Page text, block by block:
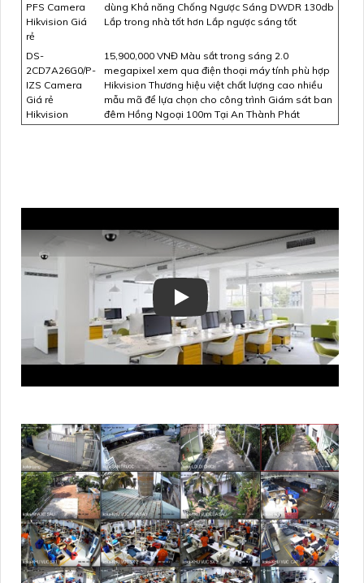
PFS Camera
Hikvision Giá
rẻ
dùng Khả năng Chống Ngược Sáng DWDR 130db
Lắp trong nhà tốt hơn Lắp ngược sáng tốt
DS-
2CD7A26G0/P-
IZS Camera
Giá rẻ
Hikvision
15,900,000 VNĐ Màu sắt trong sáng 2.0
megapixel xem qua điện thoại máy tính phù hợp
Hikvision Thương hiệu việt chất lượng cao nhiều
mẫu mã để lựa chọn cho công trình Giám sát ban
đêm Hồng Ngoại 100m Tại An Thành Phát